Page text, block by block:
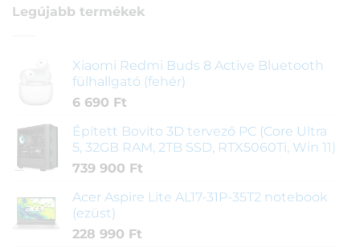
Legújabb termékek
Xiaomi Redmi Buds 8 Active Bluetooth
fülhallgató (fehér)
6 690 Ft
Épített Bovito 3D tervező PC (Core Ultra
5, 32GB RAM, 2TB SSD, RTX5060Ti, Win 11)
739 900 Ft
Acer Aspire Lite AL17-31P-35T2 notebook
(ezüst)
228 990 Ft